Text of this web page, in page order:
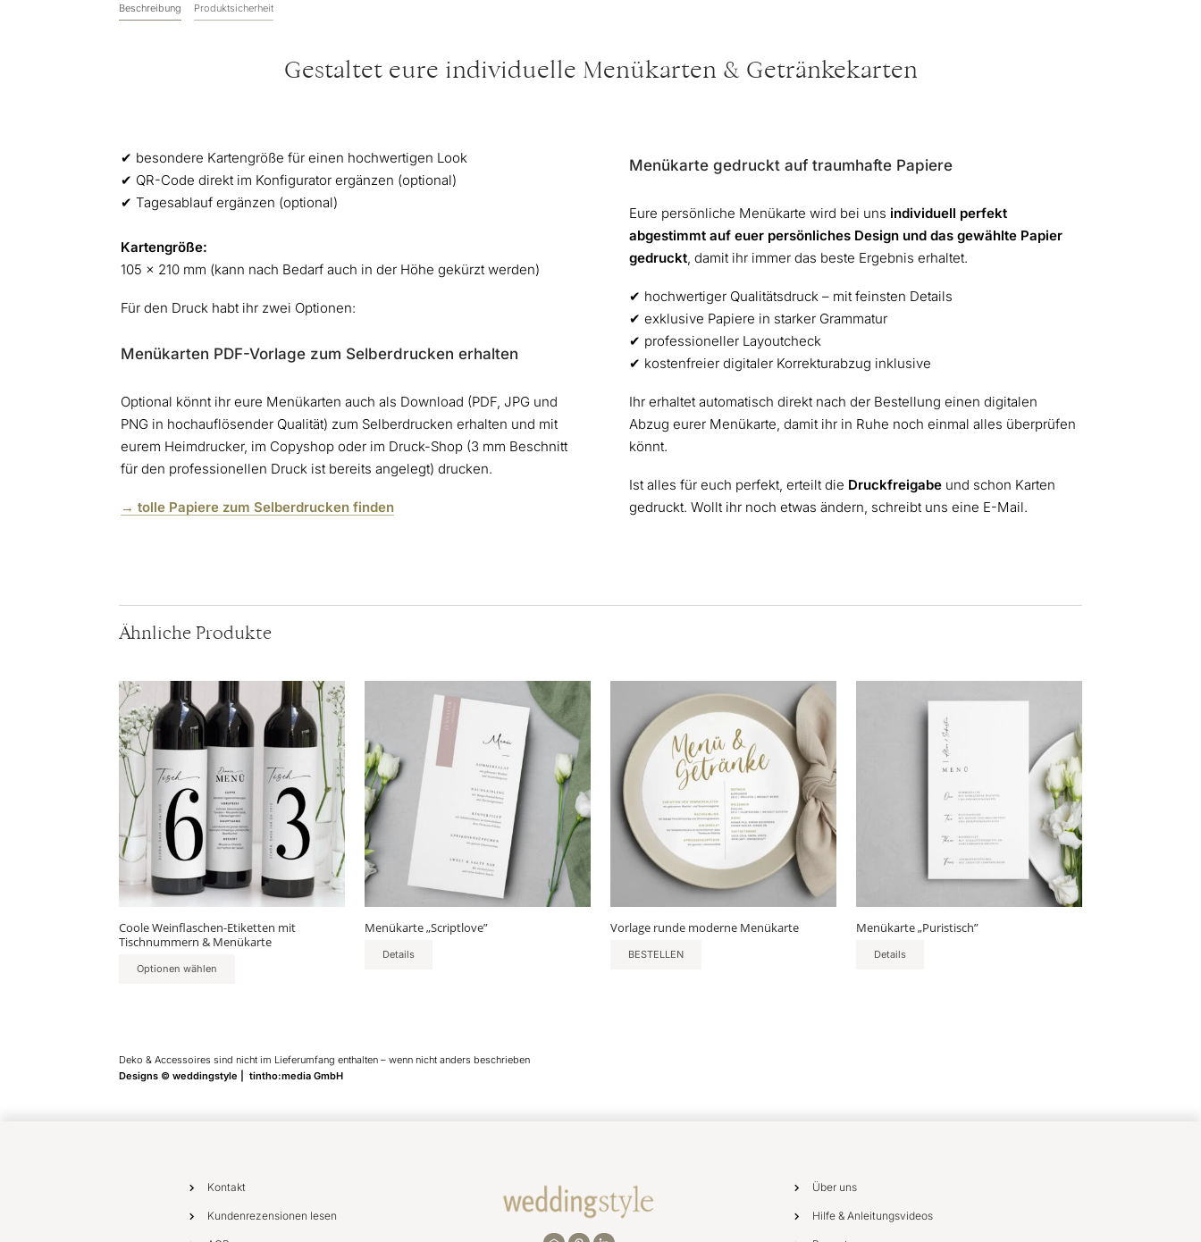
Beschreibung Produktsicherheit
Gestaltet eure individuelle Menükarten & Getränkekarten
✔︎ besondere Kartengröße für einen hochwertigen Look
✔︎ QR-Code direkt im Konfigurator ergänzen (optional)
✔︎ Tagesablauf ergänzen (optional)
Kartengröße:
105 x 210 mm (kann nach Bedarf auch in der Höhe gekürzt werden)
Für den Druck habt ihr zwei Optionen:
Menükarten PDF-Vorlage zum Selberdrucken erhalten
Optional könnt ihr eure Menükarten auch als Download (PDF, JPG und
PNG in hochauflösender Qualität) zum Selberdrucken erhalten und mit
eurem Heimdrucker, im Copyshop oder im Druck-Shop (3 mm Beschnitt
für den professionellen Druck ist bereits angelegt) drucken.
→ tolle Papiere zum Selberdrucken finden
Menükarte gedruckt auf traumhafte Papiere
Eure persönliche Menükarte wird bei uns individuell perfekt
abgestimmt auf euer persönliches Design und das gewählte Papier
gedruckt, damit ihr immer das beste Ergebnis erhaltet.
✔︎ hochwertiger Qualitätsdruck – mit feinsten Details
✔︎ exklusive Papiere in starker Grammatur
✔︎ professioneller Layoutcheck
✔︎ kostenfreier digitaler Korrekturabzug inklusive
Ihr erhaltet automatisch direkt nach der Bestellung einen digitalen
Abzug eurer Menükarte, damit ihr in Ruhe noch einmal alles überprüfen
könnt.
Ist alles für euch perfekt, erteilt die Druckfreigabe und schon Karten
gedruckt. Wollt ihr noch etwas ändern, schreibt uns eine E-Mail.
Ähnliche Produkte
Coole Weinflaschen-Etiketten mit
Tischnummern & Menükarte
Optionen wählen
Dieses
Produkt
weist
mehrere
Varianten
auf.
Die
Optionen
können
auf
der
Produktseite
werden
Menükarte „Scriptlove”
Details
mehrere
Varianten
auf.
Die
Optionen
können
auf
der
Produktseite
werden
Vorlage runde moderne Menükarte
BESTELLEN
Menükarte „Puristisch”
Details
werden
Deko & Accessoires sind nicht im Lieferumfang enthalten – wenn nicht anders beschrieben
Designs © weddingstyle | tintho:media GmbH
Kontakt
Kundenrezensionen lesen
Über uns
Hilfe & Anleitungsvideos